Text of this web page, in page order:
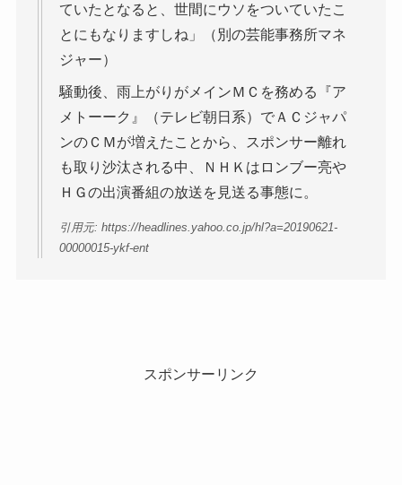
ていたとなると、世間にウソをついていたこ
とにもなりますしね」（別の芸能事務所マネ
ジャー）
騒動後、雨上がりがメインＭＣを務める『ア
メトーーク』（テレビ朝日系）でＡＣジャパ
ンのＣＭが増えたことから、スポンサー離れ
も取り沙汰される中、ＮＨＫはロンブー亮や
ＨＧの出演番組の放送を見送る事態に。
引用元: https://headlines.yahoo.co.jp/hl?a=20190621-
00000015-ykf-ent
スポンサーリンク